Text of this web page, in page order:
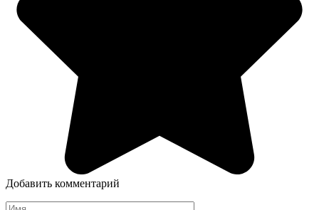
Добавить комментарий
Имя